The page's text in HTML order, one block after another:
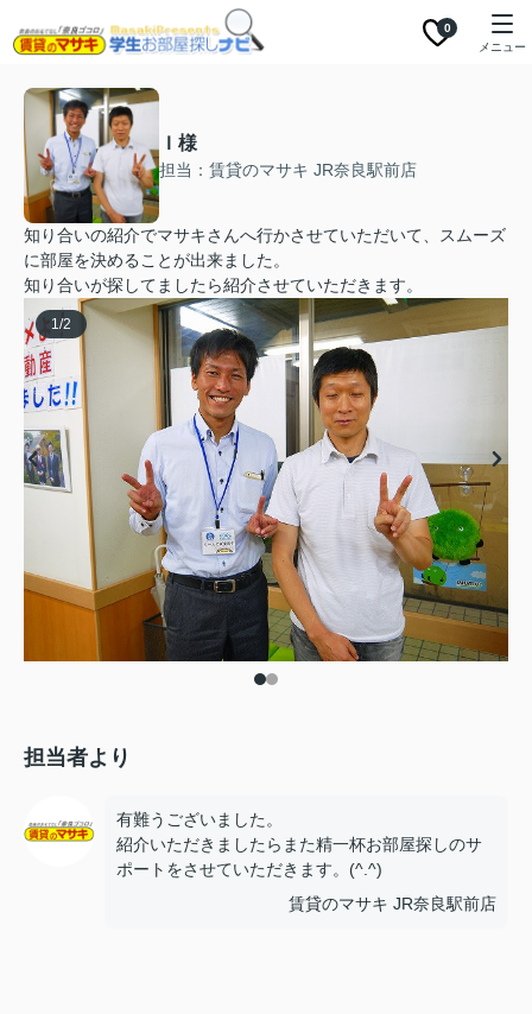
0
メニュー
Ｉ様
担当：賃貸のマサキ JR奈良駅前店
知り合いの紹介でマサキさんへ行かさせていただいて、スムーズ
に部屋を決めることが出来ました。
知り合いが探してましたら紹介させていただきます。
1/2
担当者より
有難うございました。
紹介いただきましたらまた精一杯お部屋探しのサ
ポートをさせていただきます。(^.^)
賃貸のマサキ JR奈良駅前店